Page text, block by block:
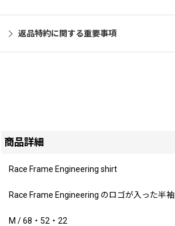
返品特約に関する重要事項
商品詳細
Race Frame Engineering shirt
Race Frame Engineering のロゴが入った半袖
M / 68・52・22